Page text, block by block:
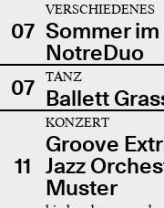
07
VERSCHIEDENES
Sommer
NotreDuo
07
TANZ
Ballett
11
KONZERT
Groove
Jazz
Muster